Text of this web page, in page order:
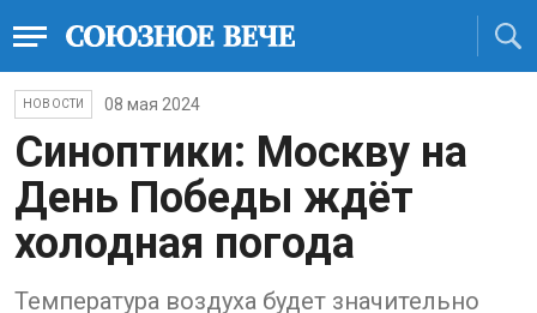
НОВОСТИ 08 мая 2024
Синоптики: Москву на
День Победы ждёт
холодная погода
Температура воздуха будет значительно